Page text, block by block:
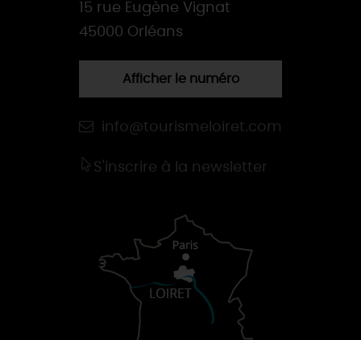
15 rue Eugène Vignat
45000 Orléans
Afficher le numéro
info@tourismeloiret.com
S'inscrire à la newsletter